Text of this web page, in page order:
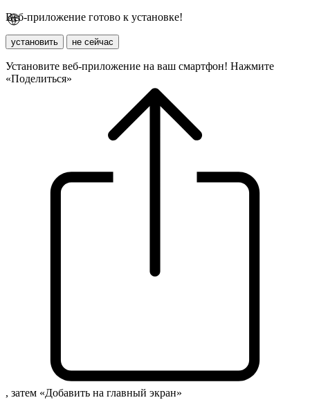
Веб-приложение готово к установке!
установить не сейчас
Установите веб-приложение на ваш смартфон! Нажмите
«Поделиться»
, затем «Добавить на главный экран»